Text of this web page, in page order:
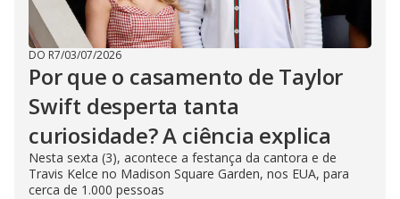
DO R7/03/07/2026
Por que o casamento de Taylor
Swift desperta tanta
curiosidade? A ciência explica
Nesta sexta (3), acontece a festança da cantora e de
Travis Kelce no Madison Square Garden, nos EUA, para
cerca de 1.000 pessoas